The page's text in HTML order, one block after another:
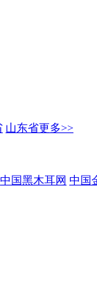
山东省更多>>
中国黑木耳网 中国